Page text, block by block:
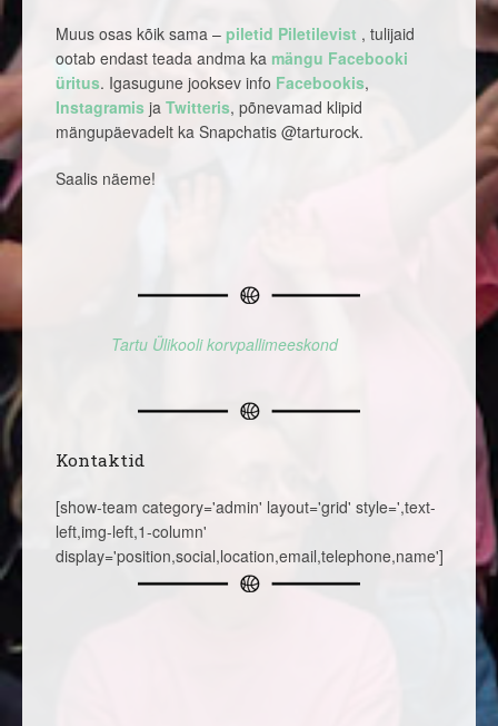
Muus osas kõik sama – piletid Piletilevist , tulijaid
ootab endast teada andma ka mängu Facebooki
üritus. Igasugune jooksev info Facebookis,
Instagramis ja Twitteris, põnevamad klipid
mängupäevadelt ka Snapchatis @tarturock.
Saalis näeme!
Tartu Ülikooli korvpallimeeskond
Kontaktid
[show-team category='admin' layout='grid' style=',text-
left,img-left,1-column'
display='position,social,location,email,telephone,name']